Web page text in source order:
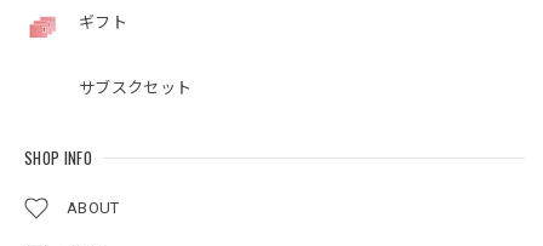
ギフト
サブスクセット
SHOP INFO
ABOUT